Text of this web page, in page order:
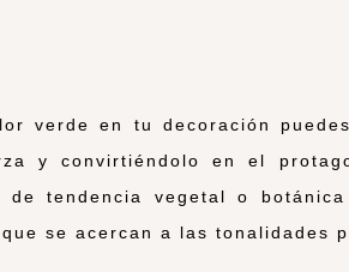
verde en tu decoración
y convirtiéndolo en el
de tendencia vegetal o
que se acercan a las tonalidades